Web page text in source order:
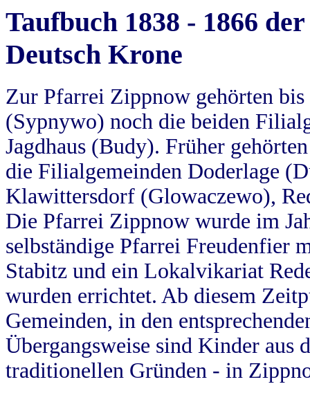
Taufbuch 1838 - 1866
Deutsch Krone
Zur Pfarrei Zippnow gehörten
(Sypnywo) noch die beiden
Jagdhaus (Budy). Früher
die Filialgemeinden Doderlage
Klawittersdorf (Glowaczewo),
Die Pfarrei Zippnow wurde im
selbständige Pfarrei Freudenfier
Stabitz und ein Lokalvikariat
wurden errichtet. Ab diesem
Gemeinden, in den
Übergangsweise sind Kinder aus
traditionellen Gründen - in